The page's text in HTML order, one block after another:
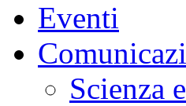
Eventi
Scienza